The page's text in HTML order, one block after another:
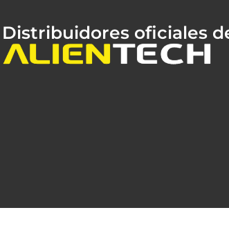
Distribuidores oficiales